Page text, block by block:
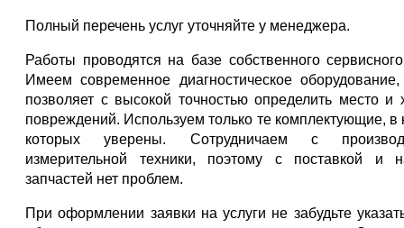
Полный перечень услуг уточняйте у менеджера.
Работы проводятся на базе собственного
Имеем современное диагностическое оборудование,
позволяет с высокой точностью определить место и
повреждений. Используем только те комплектующие, в
которых уверены. Сотрудничаем с
измерительной техники, поэтому с поставкой и
запчастей нет проблем.
При оформлении заявки на услуги не забудьте